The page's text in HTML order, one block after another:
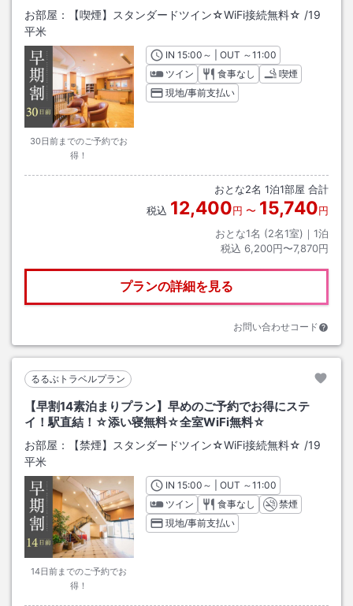
お部屋： 【喫煙】スタンダードツイン☆WiFi接続無料☆ /19
平米
30日前までのご予約でお
得！
INチェックイン
15:00 ～ | OUT チェックアウト
～11:00
ツイン
食事なし
喫煙
現地/事前支払い
おとな2名 1泊1部屋 合計
税込 12,400円 〜 15,740円
おとな1名 (2名1室)｜ 1泊
税込 6,200円〜7,870円
プランの詳細を見る
お問い合わせコード
るるぶトラベルプラン
【早割14素泊まりプラン】早めのご予約でお得にステ
イ！駅直結！☆添い寝無料☆全室WiFi無料☆
お部屋： 【禁煙】スタンダードツイン☆WiFi接続無料☆ /19
平米
14日前までのご予約でお
得！
INチェックイン
15:00 ～ | OUT チェックアウト
～11:00
ツイン
食事なし
禁煙
現地/事前支払い